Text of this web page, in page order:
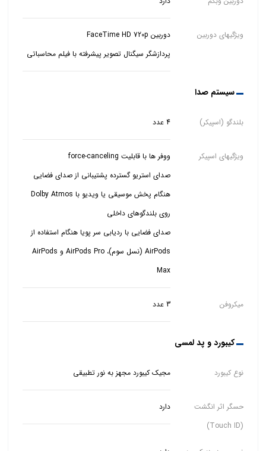
ویژگیهای دوربین
دوربین FaceTime HD 720p
پردازشگر سیگنال تصویر پیشرفته با فیلم محاسباتی
سیستم صدا
بلندگو (اسپیکر) 4 عدد
ویژگیهای اسپیکر
ووفر ها با قابلیت force-canceling
صدای استریو گسترده پشتیبانی از صدای فضایی
هنگام پخش موسیقی یا ویدیو با Dolby Atmos
صدای فضایی با ردیابی سر پویا هنگام استفاده از
AirPods (نسل سوم)، AirPods Pro و AirPods
Max
میکروفن 3 عدد
کیبورد و پد لمسی
نوع کیبورد مجیک کیبورد مجهز به نور تطبیقی
حسگر اثر انگشت
(Touch ID)
دارد